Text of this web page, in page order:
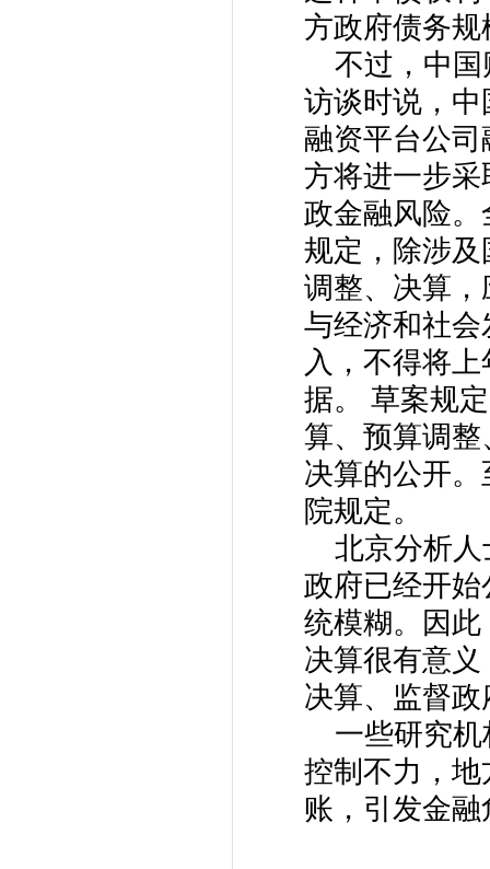
方政府债务
不过，中国
访谈时说，
融资平台公
方将进一步
政金融风险
规定，除涉
调整、决算
与经济和社
入，不得将
据。 草案规
算、预算调
决算的公开
院规定。
北京分析人
政府已经开
统模糊。因
决算很有意
决算、监督
一些研究机
控制不力，
账，引发金融